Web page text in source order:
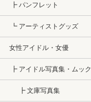
┣ パンフレット
┗ アーティストグッズ
女性アイドル・女優
┣ アイドル写真集・ムック
┣ 文庫写真集